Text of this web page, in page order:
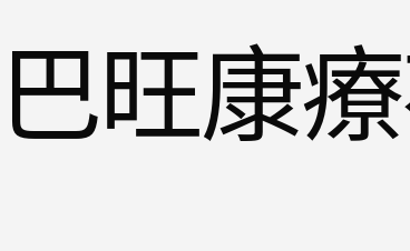
旺康